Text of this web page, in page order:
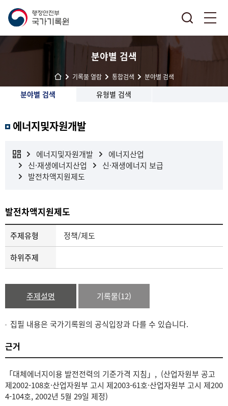
분야별 검색
기록물 열람 통합검색 분야별 검색
분야별 검색 유형별 검색
에너지및자원개발
에너지및자원개발
에너지산업
신·재생에너지산업
신·재생에너지 보급
발전차액지원제도
발전차액지원제도
주제유형
정책/제도
하위주제
주제설명 기록물(12)
집필 내용은 국가기록원의 공식입장과 다를 수 있습니다.
근거
「대체에너지이용 발전전력의 기준가격 지침」, (산업자원부 공고
제2002-108호·산업자원부 고시 제2003-61호·산업자원부 고시 제200
4-104호, 2002년 5월 29일 제정)